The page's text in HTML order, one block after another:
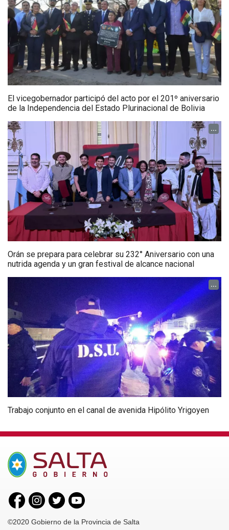
El vicegobernador participó del acto por el 201º aniversario
de la Independencia del Estado Plurinacional de Bolivia
...
Orán se prepara para celebrar su 232° Aniversario con una
nutrida agenda y un gran festival de alcance nacional
...
Trabajo conjunto en el canal de avenida Hipólito Yrigoyen
©2020 Gobierno de la Provincia de Salta